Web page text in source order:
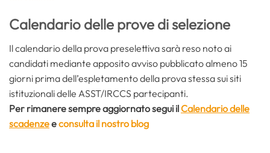
Calendario delle prove di selezione
Il calendario della prova preselettiva sarà reso noto ai
candidati mediante apposito avviso pubblicato almeno 15
giorni prima dell’espletamento della prova stessa sui siti
istituzionali delle ASST/IRCCS partecipanti.
Per rimanere sempre aggiornato segui ilCalendario delle
scadenzeeconsulta il nostro blog